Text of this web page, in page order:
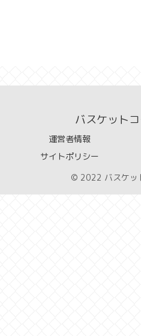
バスケット
運営者情報
サイトポリシー
© 2022 バスケッ